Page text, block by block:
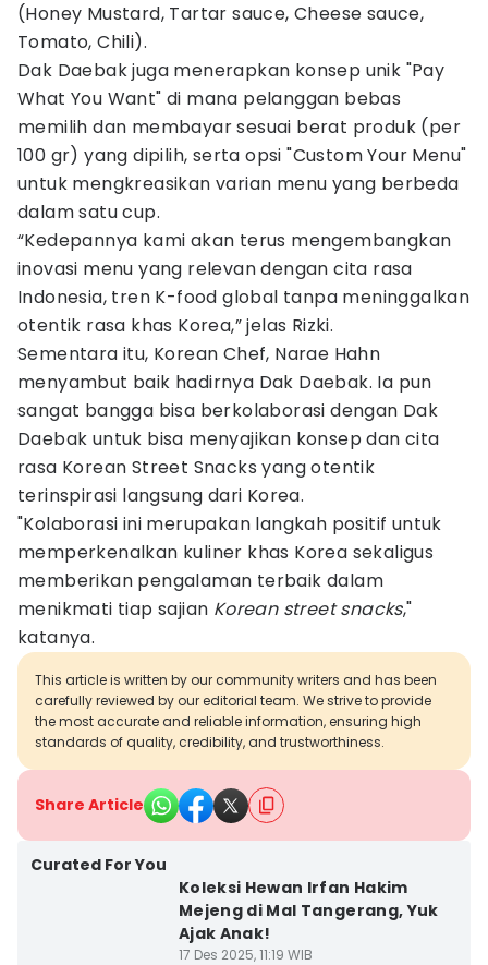
(Honey Mustard, Tartar sauce, Cheese sauce,
Tomato, Chili).
Dak Daebak juga menerapkan konsep unik "Pay
What You Want" di mana pelanggan bebas
memilih dan membayar sesuai berat produk (per
100 gr) yang dipilih, serta opsi "Custom Your Menu"
untuk mengkreasikan varian menu yang berbeda
dalam satu cup.
“Kedepannya kami akan terus mengembangkan
inovasi menu yang relevan dengan cita rasa
Indonesia, tren K-food global tanpa meninggalkan
otentik rasa khas Korea,” jelas Rizki.
Sementara itu, Korean Chef, Narae Hahn
menyambut baik hadirnya Dak Daebak. Ia pun
sangat bangga bisa berkolaborasi dengan Dak
Daebak untuk bisa menyajikan konsep dan cita
rasa Korean Street Snacks yang otentik
terinspirasi langsung dari Korea.
"Kolaborasi ini merupakan langkah positif untuk
memperkenalkan kuliner khas Korea sekaligus
memberikan pengalaman terbaik dalam
menikmati tiap sajian Korean street snacks,"
katanya.
This article is written by our community writers and has been
carefully reviewed by our editorial team. We strive to provide
the most accurate and reliable information, ensuring high
standards of quality, credibility, and trustworthiness.
Share Article
Curated For You
Koleksi Hewan Irfan Hakim
Mejeng di Mal Tangerang, Yuk
Ajak Anak!
17 Des 2025, 11:19 WIB